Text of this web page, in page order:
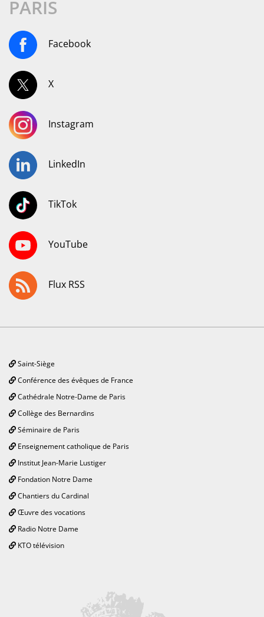
PARIS
Facebook
X
Instagram
LinkedIn
TikTok
YouTube
Flux RSS
Saint-Siège
Conférence des évêques de France
Cathédrale Notre-Dame de Paris
Collège des Bernardins
Séminaire de Paris
Enseignement catholique de Paris
Institut Jean-Marie Lustiger
Fondation Notre Dame
Chantiers du Cardinal
Œuvre des vocations
Radio Notre Dame
KTO télévision